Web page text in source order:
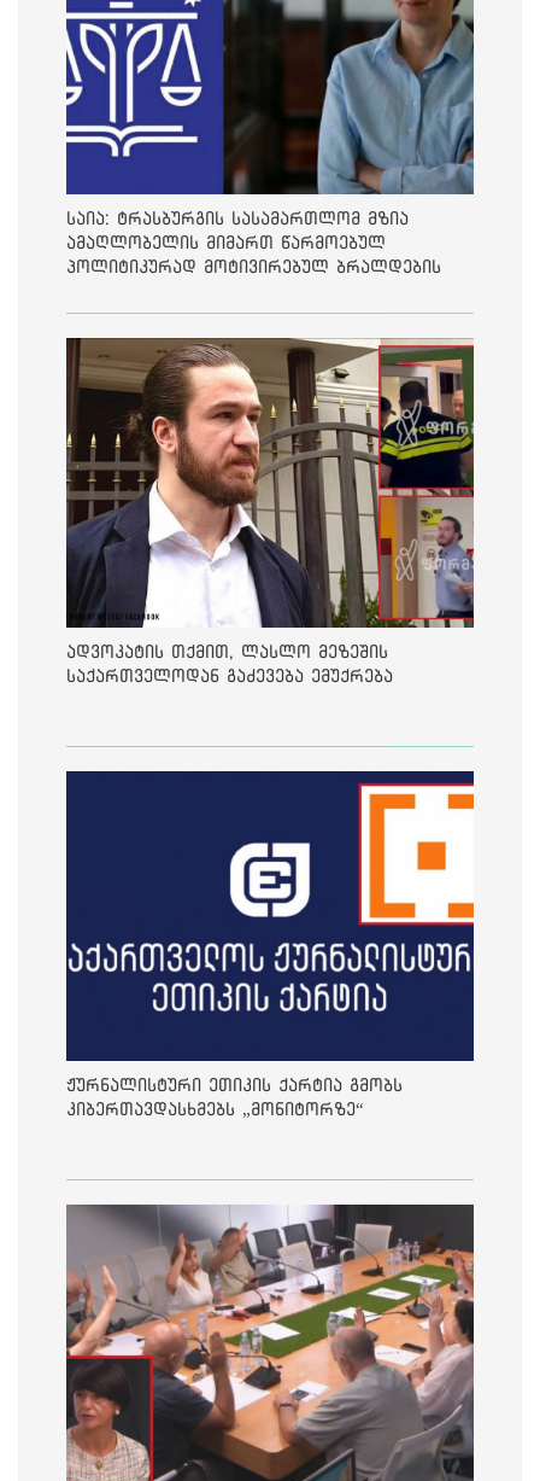
საია: ტრასბურგის სასამართლომ მზია
ამაღლობელის მიმართ წარმოებულ
პოლიტიკურად მოტივირებულ ბრალდების
ადვოკატის თქმით, ლასლო მეზეშის
საქართველოდან გაძევება ემუქრება
ჟურნალისტური ეთიკის ქარტია გმობს
კიბერთავდასხმებს „მონიტორზე“